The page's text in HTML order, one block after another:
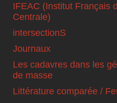
IFEAC (Institut Français
Centrale)
intersectionS
Journaux
Les cadavres dans les
de masse
Littérature comparée /